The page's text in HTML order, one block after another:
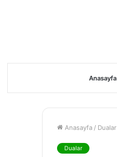
Anasayfa
Anasayfa / Dualar
Dualar